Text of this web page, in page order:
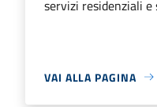
servizi residenziali e
VAI ALLA PAGINA